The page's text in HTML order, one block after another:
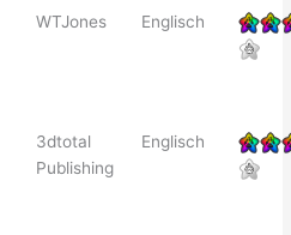
WTJones Englisch
3dtotal
Publishing
Englisch